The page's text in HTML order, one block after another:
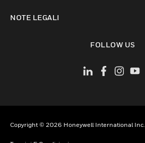
NOTE LEGALI
FOLLOW US
Copyright © 2026 Honeywell International Inc.